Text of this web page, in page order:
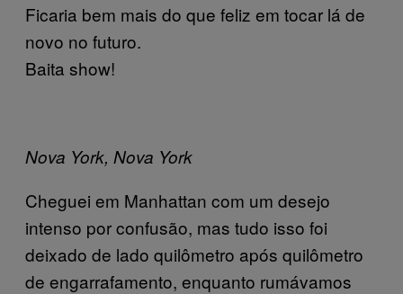
Ficaria bem mais do que feliz em tocar lá de
novo no futuro.
Baita show!
Nova York, Nova York
Cheguei em Manhattan com um desejo
intenso por confusão, mas tudo isso foi
deixado de lado quilômetro após quilômetro
de engarrafamento, enquanto rumávamos